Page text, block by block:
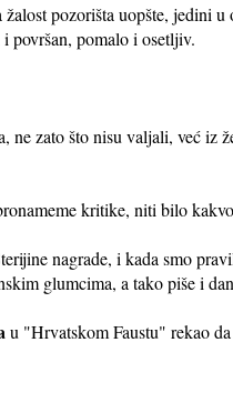
pozorišta uopšte, jedini
površan, pomalo i osetljiv.
zato što nisu valjali, već iz
kritike, niti bilo
nagrade, i kada smo
glumcima, a tako piše i
u "Hrvatskom Faustu" rekao